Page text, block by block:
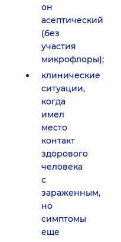
он
асептический
(без
участия
микрофлоры);
клинические
ситуации,
когда
имел
место
контакт
здорового
человека
с
зараженным,
но
симптомы
еще